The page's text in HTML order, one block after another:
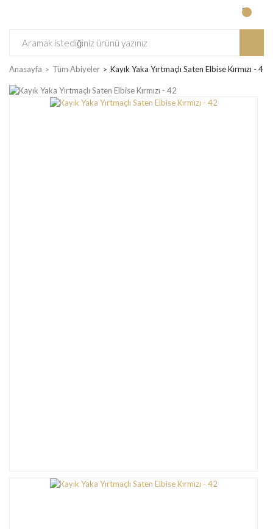
Anasayfa Tüm Abiyeler Kayık Yaka Yırtmaçlı Saten Elbise Kırmızı - 42